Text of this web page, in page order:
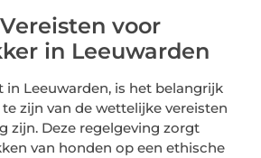
voor
in Leeuwarden
in Leeuwarden, is het belangrijk
zijn van de wettelijke vereisten
zijn. Deze regelgeving zorgt
van honden op een ethische